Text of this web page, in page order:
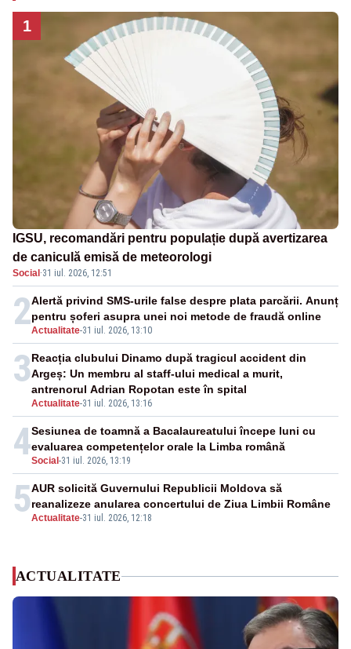
1
IGSU, recomandări pentru populație după avertizarea
de caniculă emisă de meteorologi
Social ·31 iul. 2026, 12:51
2Actualitate-31 iul. 2026, 13:10
Alertă privind SMS-urile false despre plata parcării. Anunț
pentru șoferi asupra unei noi metode de fraudă online
3
Actualitate-31 iul. 2026, 13:16
Reacția clubului Dinamo după tragicul accident din
Argeș: Un membru al staff-ului medical a murit,
antrenorul Adrian Ropotan este în spital
4Social -31 iul. 2026, 13:19
Sesiunea de toamnă a Bacalaureatului începe luni cu
evaluarea competențelor orale la Limba română
5Actualitate-31 iul. 2026, 12:18
AUR solicită Guvernului Republicii Moldova să
reanalizeze anularea concertului de Ziua Limbii Române
ACTUALITATE